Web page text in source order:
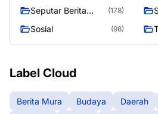
Seputar Berita
(178)
Sosial (98)
Label Cloud
Berita Mura Budaya Daerah